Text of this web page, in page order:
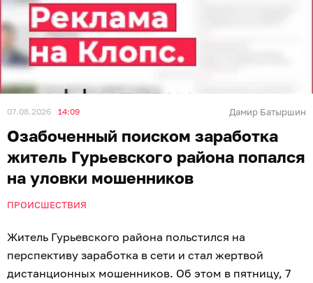
07.08.2026 14:09 Дамир Батыршин
Озабоченный поиском заработка
житель Гурьевского района попался
на уловки мошенников
ПРОИСШЕСТВИЯ
Житель Гурьевского района польстился на
перспективу заработка в сети и стал жертвой
дистанционных мошенников. Об этом в пятницу, 7